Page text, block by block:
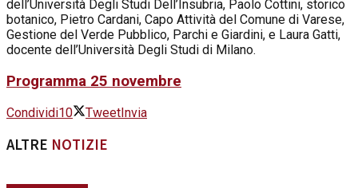
dell’Università Degli Studi Dell’Insubria, Paolo Cottini, storico
botanico, Pietro Cardani, Capo Attività del Comune di Varese,
Gestione del Verde Pubblico, Parchi e Giardini, e Laura Gatti,
docente dell’Università Degli Studi di Milano.
Programma 25 novembre
Condividi10 Tweet Invia
ALTRE NOTIZIE